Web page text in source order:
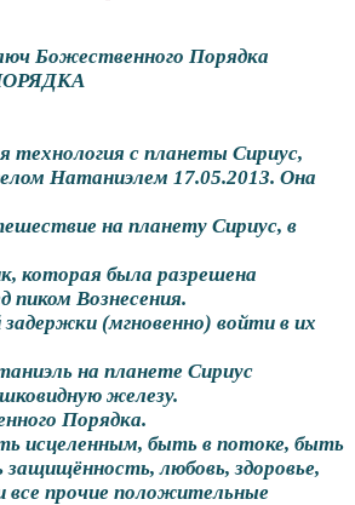
Божественного Порядка
технология с планеты Сириус,
Натаниэлем 17.05.2013. Она
на планету Сириус, в
которая была разрешена
пиком Вознесения.
(мгновенно) войти в их
на планете Сириус
железу.
Порядка.
исцеленным, быть в потоке, быть
любовь, здоровье,
прочие положительные